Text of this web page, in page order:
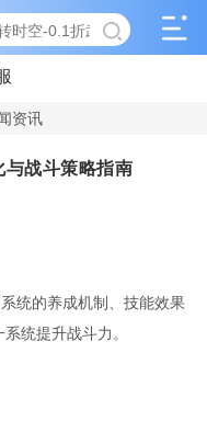
资讯
与战斗策略指南
统的养成机制、技能效果
统提升战斗力。